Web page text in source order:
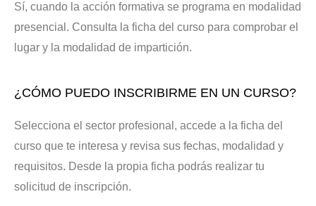
Sí, cuando la acción formativa se programa en modalidad
presencial. Consulta la ficha del curso para comprobar el
lugar y la modalidad de impartición.
¿CÓMO PUEDO INSCRIBIRME EN UN CURSO?
Selecciona el sector profesional, accede a la ficha del
curso que te interesa y revisa sus fechas, modalidad y
requisitos. Desde la propia ficha podrás realizar tu
solicitud de inscripción.